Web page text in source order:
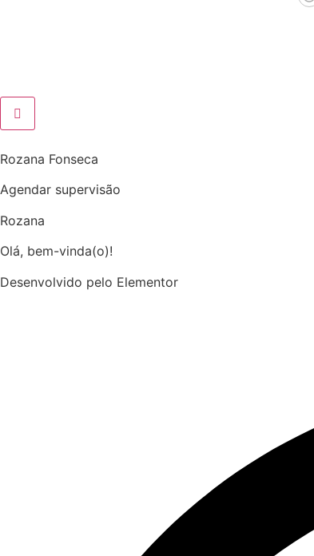
Rozana Fonseca
Agendar supervisão
Rozana
Olá, bem-vinda(o)!
Desenvolvido pelo Elementor